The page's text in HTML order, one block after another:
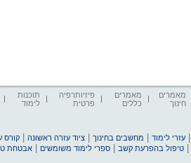
מאמרים
חינוך
מאמרים
כללים
פיזיותרפיה
פרטית
תוכנות
לימוד
עזרי לימוד מחשבים בחינוך |ציוד עזרה ראשונה |קורס
|טיפול בהפרעת קשב |ספרי לימוד משומשים |אבטחת